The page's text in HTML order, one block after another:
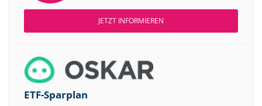
JETZT INFORMIEREN
ETF-Sparplan